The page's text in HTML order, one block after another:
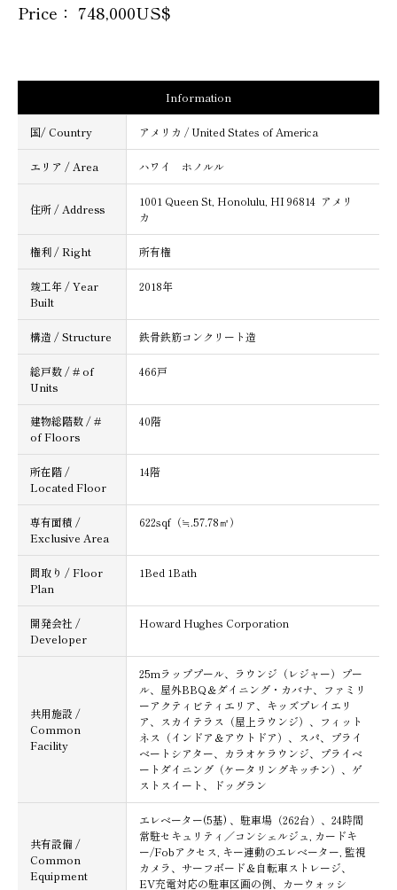
Price： 748,000US$
Information
国/ Country アメリカ / United States of America
エリア / Area ハワイ ホノルル
住所 / Address
1001 Queen St, Honolulu, HI 96814 アメリ
カ
権利 / Right 所有権
竣工年 / Year
Built
2018年
構造 / Structure 鉄骨鉄筋コンクリート造
総戸数 / # of
Units
466戸
建物総階数 / #
of Floors
40階
所在階 /
Located Floor
14階
専有面積 /
Exclusive Area
622sqf（≒.57.78㎡）
間取り / Floor
Plan
1Bed 1Bath
開発会社 /
Developer
Howard Hughes Corporation
共用施設 /
Common
Facility
25mラッププール、ラウンジ（レジャー）プー
ル、屋外BBQ＆ダイニング・カバナ、ファミリ
ーアクティビティエリア、キッズプレイエリ
ア、スカイテラス（屋上ラウンジ）、フィット
ネス（インドア＆アウトドア）、スパ、プライ
ベートシアター、カラオケラウンジ、プライベ
ートダイニング（ケータリングキッチン）、ゲ
ストスイート、ドッグラン
共有設備 /
Common
Equipment
エレベーター(5基) 、駐車場（262台）、24時間
常駐セキュリティ／コンシェルジュ, カードキ
ー/Fobアクセス, キー連動のエレベーター, 監視
カメラ、サーフボード＆自転車ストレージ、
EV充電対応の駐車区画の例、カーウォッシ